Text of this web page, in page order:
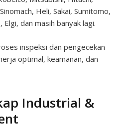
Heli, Sakai, Sumitomo,
dan masih banyak lagi.
inspeksi dan pengecekan
optimal, keamanan, dan
Industrial &